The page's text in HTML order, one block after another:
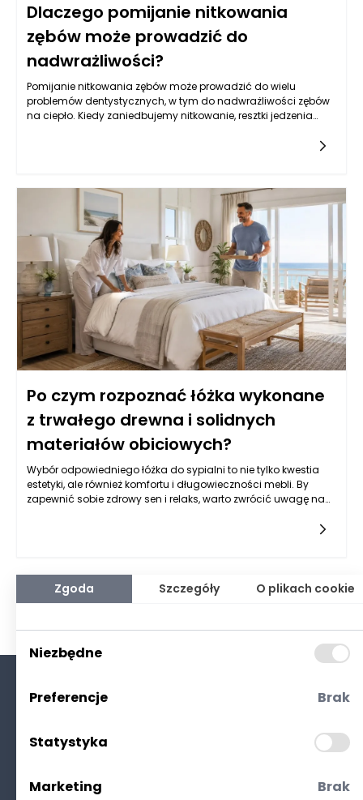
Dlaczego pomijanie nitkowania
zębów może prowadzić do
nadwrażliwości?
Pomijanie nitkowania zębów może prowadzić do wielu
problemów dentystycznych, w tym do nadwrażliwości zębów
na ciepło. Kiedy zaniedbujemy nitkowanie, resztki jedzenia
erozją szkliwa i odsłonięciem korzeni zębów, co z kolei
prowadzi do nadwrażliwości zębów na różne bodźce, w tym
na zmiany temperatury. Bez nitkowania nie tylko nie
eliminujemy resztek, ale także nie dostarczamy zębom i
dziąsłom niezbędnej ochrony przed chorobami dziąseł i
próchnicą.
Po czym rozpoznać łóżka wykonane
z trwałego drewna i solidnych
materiałów obiciowych?
Wybór odpowiedniego łóżka do sypialni to nie tylko kwestia
estetyki, ale również komfortu i długowieczności mebli. By
zapewnić sobie zdrowy sen i relaks, warto zwrócić uwagę na
łóżka z trwałego drewna i solidnych materiałów obiciowych to
inwestycja na lata. W artykule tym postaramy się naświetlić
najważniejsze czynniki, które powinny mieć znaczenie przy
Polityka prywatności
Zgoda Szczegóły O plikach cookie
Niezbędne
Preferencje Brak
Statystyka
Marketing Brak